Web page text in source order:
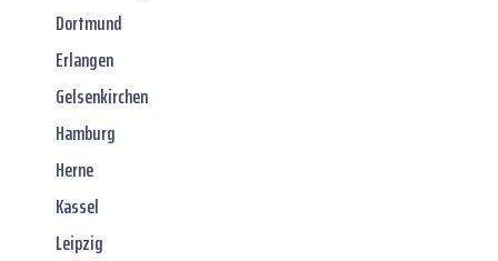
Dortmund
Erlangen
Gelsenkirchen
Hamburg
Herne
Kassel
Leipzig